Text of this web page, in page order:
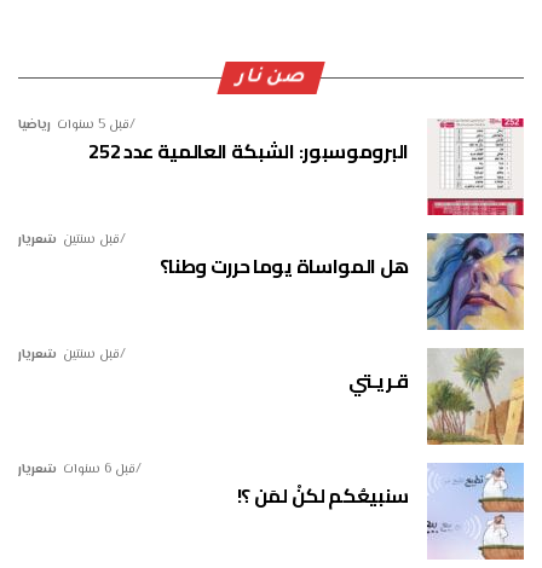
صن نار
رياضيا قبل 5 سنوات
البروموسبور: الشبكة العالمية عدد 252
شعريار قبل سنتين
هل المواساة يوما حررت وطنا؟
شعريار قبل سنتين
قـريـتي
شعريار قبل 6 سنوات
سنبيعُكم لكنْ لمَن ؟!